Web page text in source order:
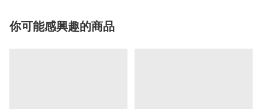
你可能感興趣的商品